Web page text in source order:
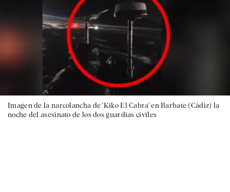
Imagen de la narcolancha de 'Kiko El Cabra' en Barbate (Cádiz) la
noche del asesinato de los dos guardias civiles